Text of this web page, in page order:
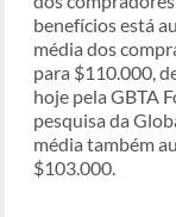
benefícios está
média dos
para $110.000,
hoje pela GBTA
pesquisa da
média também
$103.000.